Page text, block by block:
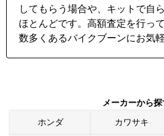
してもらう場合や、キットで自
ほとんどです。高額査定を行っ
数多くあるバイクブーンにお気
メーカーから探
ホンダ カワサキ